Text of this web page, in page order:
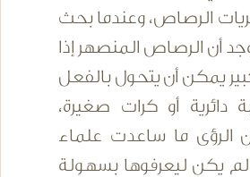
الرصاص، وعندما بحث
وجد أن الرصاص المنصهر إذا
يمكن أن يتحول بالفعل
دائرية أو كرات صغيرة،
ما ساعدت علماء
لم يكن ليعرفوها بسهولة